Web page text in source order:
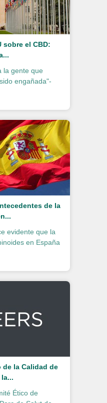
sobre el CBD:
la gente que
engañada"-
de la
evidente que la
en España
de la Calidad de
Ético de